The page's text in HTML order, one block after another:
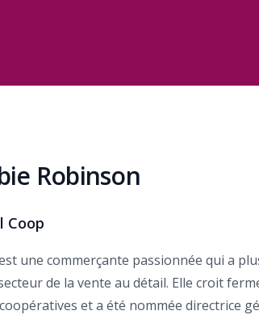
Robinson
Coop
une commerçante passionnée qui a
de la vente au détail. Elle croit
et a été nommée directrice